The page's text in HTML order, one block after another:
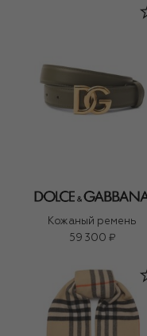
Кожаный ремень
59 300 ₽